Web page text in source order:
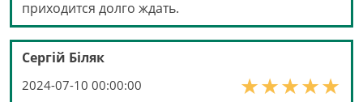
приходится долго ждать.
Сергій Біляк
2024-07-10 00:00:00